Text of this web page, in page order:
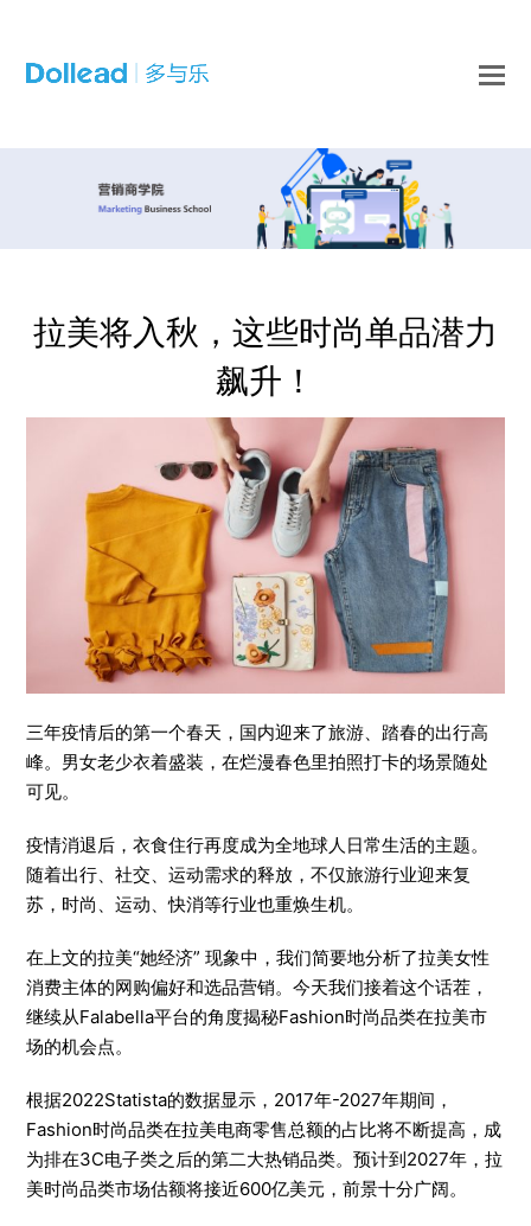
拉美将入秋，这些时尚单品潜力
飙升！
三年疫情后的第一个春天，国内迎来了旅游、踏春的出行高
峰。男女老少衣着盛装，在烂漫春色里拍照打卡的场景随处
可见。
疫情消退后，衣食住行再度成为全地球人日常生活的主题。
随着出行、社交、运动需求的释放，不仅旅游行业迎来复
苏，时尚、运动、快消等行业也重焕生机。
在上文的拉美“她经济” 现象中，我们简要地分析了拉美女性
消费主体的网购偏好和选品营销。今天我们接着这个话茬，
继续从Falabella平台的角度揭秘Fashion时尚品类在拉美市
场的机会点。
根据2022Statista的数据显示，2017年-2027年期间，
Fashion时尚品类在拉美电商零售总额的占比将不断提高，成
为排在3C电子类之后的第二大热销品类。预计到2027年，拉
美时尚品类市场估额将接近600亿美元，前景十分广阔。